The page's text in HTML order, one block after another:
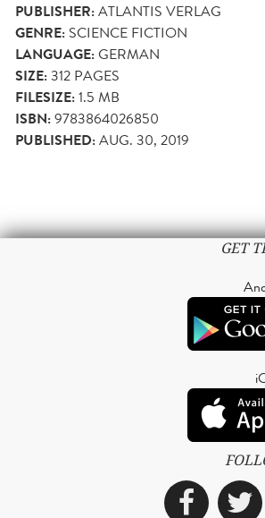
PUBLISHER:ATLANTIS VERLAG
GENRE: SCIENCE FICTION
LANGUAGE:GERMAN
SIZE:312 PAGES
FILESIZE:1.5 MB
ISBN:9783864026850
PUBLISHED:AUG. 30, 2019
GET